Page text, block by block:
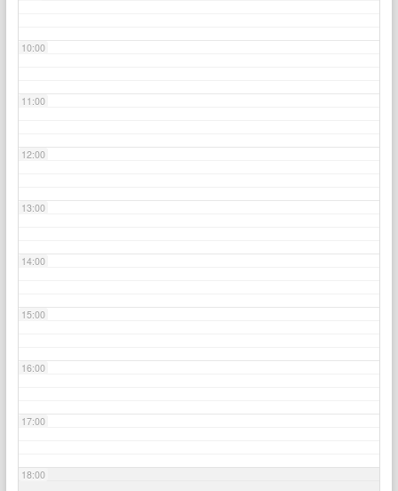
10:00
11:00
12:00
13:00
14:00
15:00
16:00
17:00
18:00